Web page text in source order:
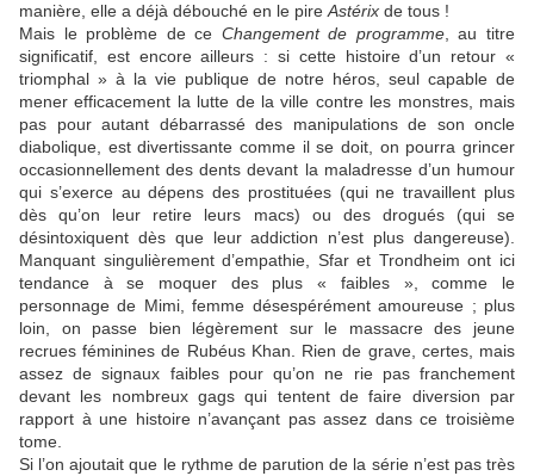
manière, elle a déjà débouché en le pire Astérix de tous !
Mais le problème de ce Changement de programme, au titre
significatif, est encore ailleurs : si cette histoire d’un retour «
triomphal » à la vie publique de notre héros, seul capable de
mener efficacement la lutte de la ville contre les monstres, mais
pas pour autant débarrassé des manipulations de son oncle
diabolique, est divertissante comme il se doit, on pourra grincer
occasionnellement des dents devant la maladresse d’un humour
qui s’exerce au dépens des prostituées (qui ne travaillent plus
dès qu’on leur retire leurs macs) ou des drogués (qui se
désintoxiquent dès que leur addiction n’est plus dangereuse).
Manquant singulièrement d’empathie, Sfaret Trondheimont ici
tendance à se moquer des plus « faibles », comme le
personnage de Mimi, femme désespérément amoureuse ; plus
loin, on passe bien légèrement sur le massacre des jeune
recrues féminines de Rubéus Khan. Rien de grave, certes, mais
assez de signaux faibles pour qu’on ne rie pas franchement
devant les nombreux gags qui tentent de faire diversion par
rapport à une histoire n’avançant pas assez dans ce troisième
tome.
Si l’on ajoutait que le rythme de parution de la série n’est pas très